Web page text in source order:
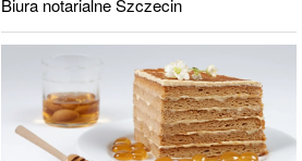
Biura notarialne Szczecin